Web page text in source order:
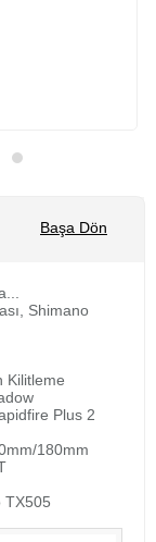
Başa Dön
Shimano
Kilitleme
Plus 2
180mm
TX505